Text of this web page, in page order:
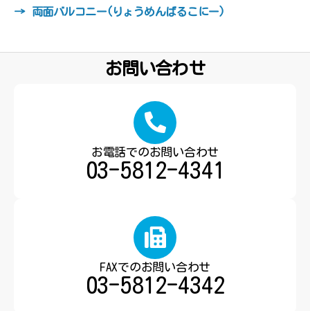
→
両面バルコニー(りょうめんばるこにー)
お問い合わせ
お電話でのお問い合わせ
03-5812-4341
FAXでのお問い合わせ
03-5812-4342